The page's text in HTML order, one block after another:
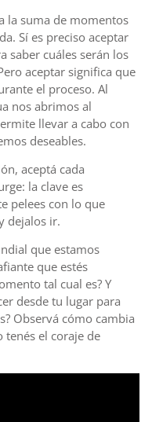
la suma de momentos
Sí es preciso aceptar
saber cuáles serán los
aceptar significa que
el proceso. Al
nos abrimos al
llevar a cabo con
deseables.
aceptá cada
la clave es
pelees con lo que
dejalos ir.
que estamos
que estés
tal cual es? Y
desde tu lugar para
Observá cómo cambia
tenés el coraje de